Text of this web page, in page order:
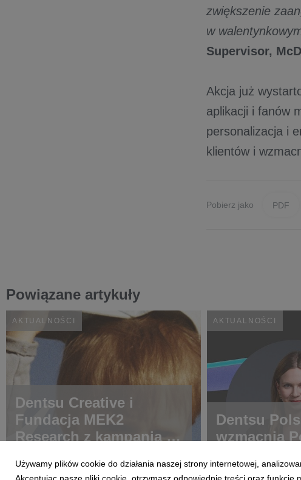
zwiększenie
w
Supervisor,
Akcja już
aplikacji i fanów
personalizacja i
klientów i
Pobierz jako PDF
Powiązane artykuły
AKTUALNOŚCI
Dentsu Creative i
Fundacja MEK2
Research z kampanią o
AKTUALNOŚCI
Dentsu
wzmacnia
Używamy plików cookie do działania naszej strony internetowej,